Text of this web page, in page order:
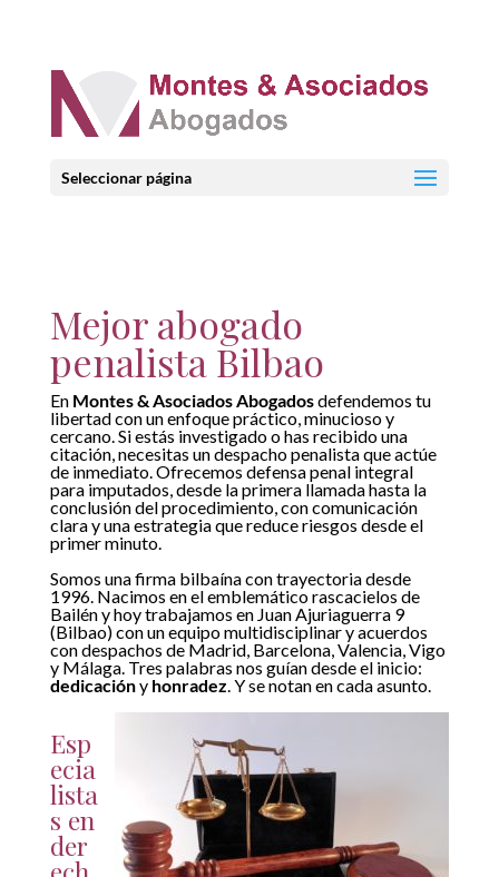
Seleccionar página
Mejor abogado
penalista Bilbao
En Montes & Asociados Abogadosdefendemos tu
libertad con un enfoque práctico, minucioso y
cercano. Si estás investigado o has recibido una
citación, necesitas un despacho penalista que actúe
de inmediato. Ofrecemos defensa penal integral
para imputados, desde la primera llamada hasta la
conclusión del procedimiento, con comunicación
clara y una estrategia que reduce riesgos desde el
primer minuto.
Somos una firma bilbaína con trayectoria desde
1996. Nacimos en el emblemático rascacielos de
Bailén y hoy trabajamos en Juan Ajuriaguerra 9
(Bilbao) con un equipo multidisciplinar y acuerdos
con despachos de Madrid, Barcelona, Valencia, Vigo
y Málaga. Tres palabras nos guían desde el inicio:
dedicacióny honradez. Y se notan en cada asunto.
Esp
ecia
lista
s en
der